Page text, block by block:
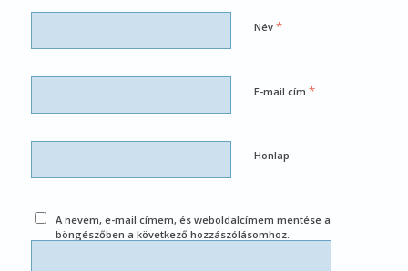
Név *
E-mail cím *
Honlap
A nevem, e-mail címem, és weboldalcímem mentése a
böngészőben a következő hozzászólásomhoz.